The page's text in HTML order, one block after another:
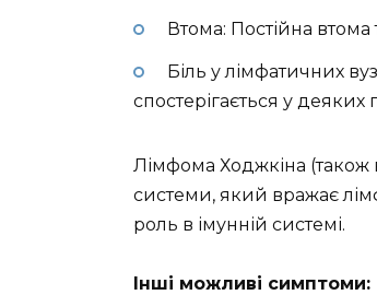
Втома: Постійна втома
Біль у лімфатичних
спостерігається у деяких
Лімфома Ходжкіна (також
системи, який вражає
роль в імунній системі.
Інші можливі симптоми: